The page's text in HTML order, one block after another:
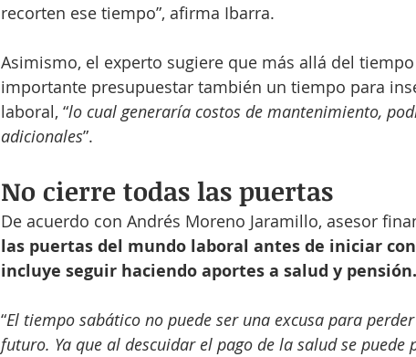
recorten ese tiempo”, afirma Ibarra.
Asimismo, el experto sugiere que más allá del
importante presupuestar también un tiempo para
laboral, “lo cual generaría costos de mantenimiento,
adicionales”.
No cierre todas las puertas
De acuerdo con Andrés Moreno Jaramillo, asesor
las puertas del mundo laboral antes de iniciar
incluye seguir haciendo aportes a salud y pensión.
“El tiempo sabático no puede ser una excusa para
futuro. Ya que al descuidar el pago de la salud se puede